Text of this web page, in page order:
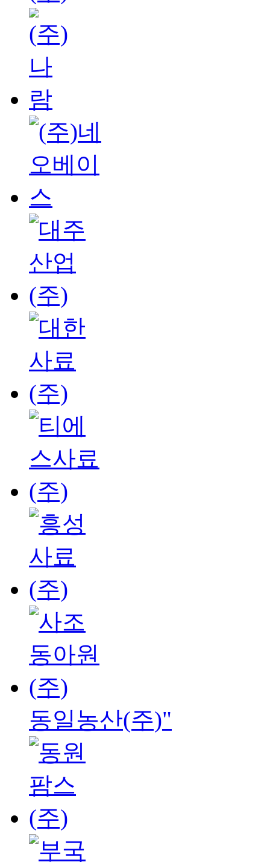
동일농산(주)"